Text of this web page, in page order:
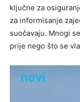
ključne za
za informisanje
suočavaju. Mnogi
prije nego što se